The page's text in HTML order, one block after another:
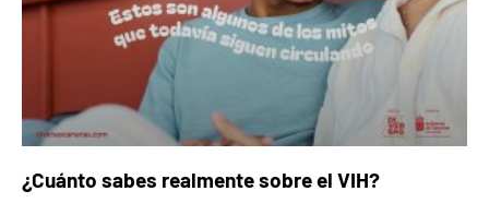
¿Cuánto sabes realmente sobre el VIH?